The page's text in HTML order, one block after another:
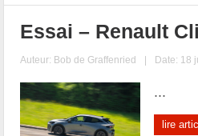
Essai – Renault
Auteur: Bob de Graffenried | Date: 18
...
lire